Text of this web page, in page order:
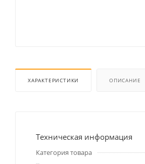
ХАРАКТЕРИСТИКИ ОПИСАНИЕ
Техническая информация
Категория товара